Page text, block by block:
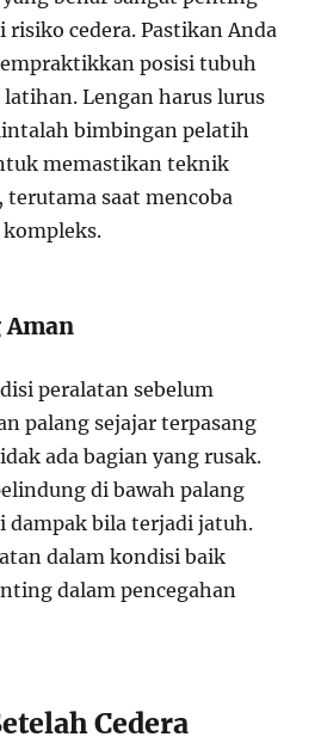
cedera. Pastikan Anda
posisi tubuh
Lengan harus lurus
bimbingan pelatih
memastikan teknik
terutama saat mencoba
kompleks.
Aman
peralatan sebelum
palang sejajar terpasang
ada bagian yang rusak.
di bawah palang
dampak bila terjadi jatuh.
dalam kondisi baik
dalam pencegahan
Cedera